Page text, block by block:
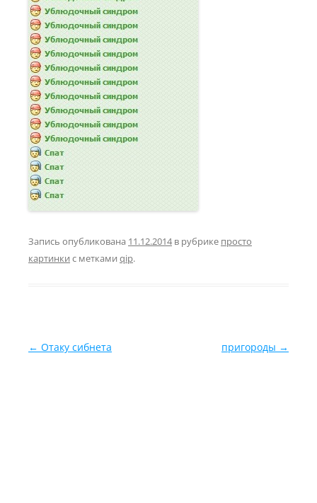
Запись опубликована 11.12.2014в рубрике просто
картинки с метками qip.
Навигация по записям
← Отаку сибнета пригороды →